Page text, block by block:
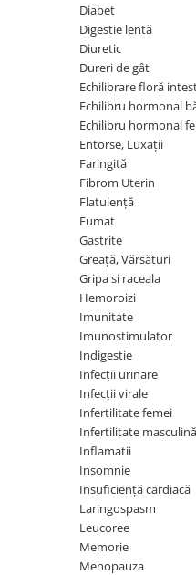
Crampe, Spasme, Dureri
Deparazitare
Depresie si Anxietate
Detoxifiere
Digestie lentă
Dureri de gât
Echilibrare floră intestinală
Echilibru hormonal bărbați
Echilibru hormonal femei
Entorse, Luxații
Fibrom Uterin
Greață, Vărsături
Gripa si raceala
Diabet
Digestie lentă
Diuretic
Dureri de gât
Echilibrare floră
Echilibru hormonal
Echilibru hormonal
Entorse, Luxații
Faringită
Fibrom Uterin
Flatulență
Fumat
Gastrite
Greață, Vărsături
Gripa si raceala
Hemoroizi
Imunitate
Imunostimulator
Indigestie
Infecții urinare
Infecții virale
Infertilitate femei
Infertilitate masculină
Inflamatii
Insomnie
Insuficiență cardiacă
Laringospasm
Leucoree
Memorie
Menopauza